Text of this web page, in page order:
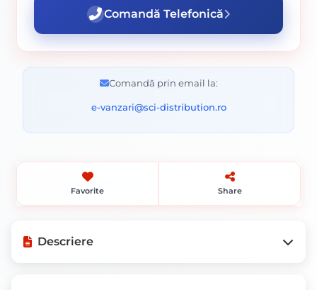
Comandă Telefonică
Comandă prin email la:
e-vanzari@sci-distribution.ro
Favorite Share
Descriere